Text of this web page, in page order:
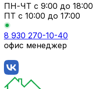
ПН-ЧТ с 9:00 до 18:00
ПТ с 10:00 до 17:00
8 930 270-10-40
офис менеджер